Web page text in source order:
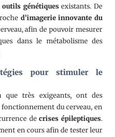
outils génétiquesexistants. De
d’imagerie innovante du
afin de pouvoir mesurer
dans le métabolisme des
pour stimuler le
que très exigeants, ont des
du cerveau, en
decrises épileptiques.
en cours afin de tester leur